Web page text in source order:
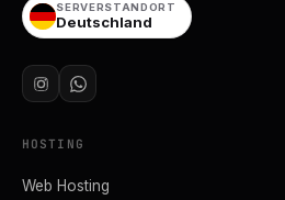
SERVERSTANDORT
Deutschland
HOSTING
Web Hosting